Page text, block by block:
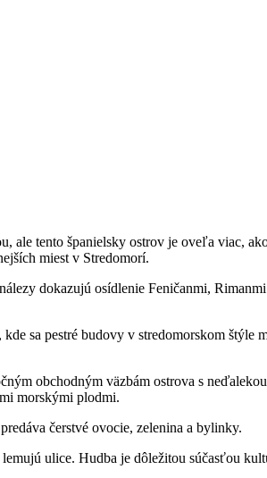
ale tento španielsky ostrov je oveľa viac,
miest v Stredomorí.
dokazujú osídlenie Feničanmi,
, kde sa pestré budovy v stredomorskom štýle
obchodným väzbám ostrova s
morskými plodmi.
čerstvé ovocie, zelenina a bylinky.
ulice. Hudba je dôležitou súčasťou